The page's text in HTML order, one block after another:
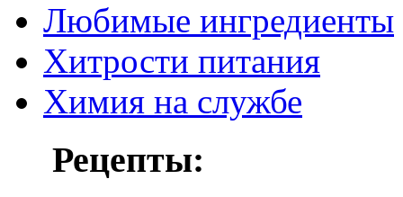
Любимые ингредиенты
Хитрости питания
Химия на службе
Рецепты: